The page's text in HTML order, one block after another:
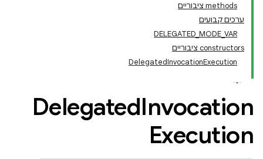
‫methods ציבוריים
ערכים קבועים
DELEGATED_MODE_VAR
‫constructors ציבוריים
DelegatedInvocationExecution
DelegatedInvocation
Execution